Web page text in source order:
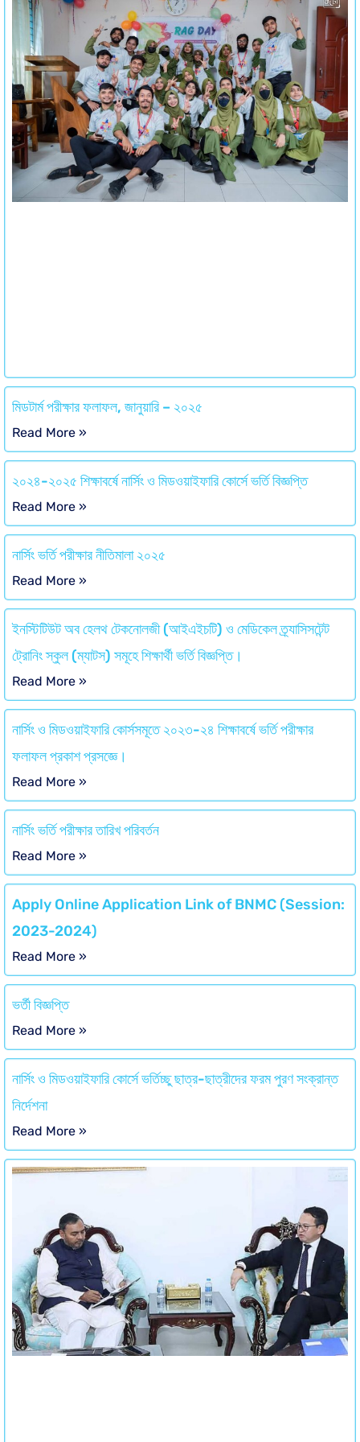
মিডটার্ম পরীক্ষার ফলাফল, জানুয়ারি – ২০২৫
Read More »
২০২৪-২০২৫ শিক্ষাবর্ষে নার্সিং ও মিডওয়াইফারি কোর্সে ভর্তি বিজ্ঞপ্তি
Read More »
নার্সিং ভর্তি পরীক্ষার নীতিমালা ২০২৫
Read More »
ইনস্টিটিউট অব হেলথ টেকনোলজী (আইএইচটি) ও মেডিকেল ত্র্যাসিসটেন্ট
ট্রোনিং স্কুল (ম্যাটস) সমূহে শিক্ষার্থী ভর্তি বিজ্ঞপ্তি।
Read More »
নার্সিং ও মিডওয়াইফারি কোর্সসমূতে ২০২৩-২৪ শিক্ষাবর্ষে ভর্তি পরীক্ষার
ফলাফল প্রকাশ প্রসজ্ঞে।
Read More »
নার্সিং ভর্তি পরীক্ষার তারিখ পরিবর্তন
Read More »
Apply Online Application Link of BNMC (Session:
2023-2024)
Read More »
ভর্তী বিজ্ঞপ্তি
Read More »
নার্সিং ও মিডওয়াইফারি কোর্সে ভর্তিচ্ছু ছাত্র-ছাত্রীদের ফরম পুরণ সংক্রান্ত
নির্দেশনা
Read More »